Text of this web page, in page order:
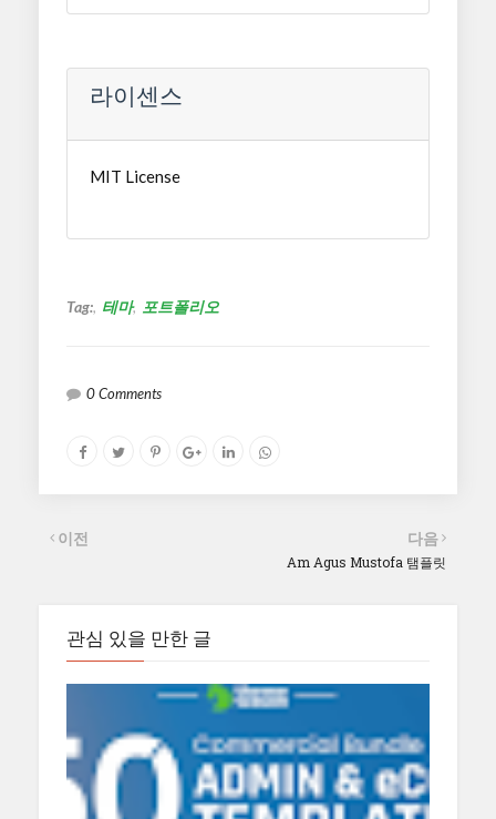
라이센스
MIT License
Tag: 테마 포트폴리오
0 Comments
다음
Am Agus Mustofa 탬플릿
이전
관심 있을 만한 글